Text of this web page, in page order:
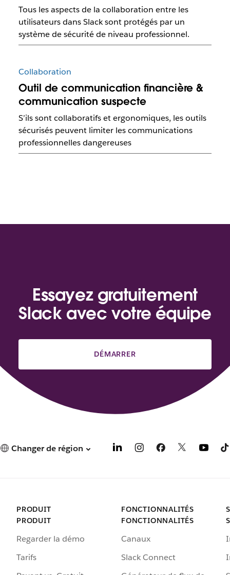
Tous les aspects de la collaboration entre les
utilisateurs dans Slack sont protégés par un
système de sécurité de niveau professionnel.
Collaboration
Outil de communication financière &
communication suspecte
S’ils sont collaboratifs et ergonomiques, les outils
sécurisés peuvent limiter les communications
professionnelles dangereuses
Essayez gratuitement
Slack avec votre équipe
DÉMARRER
Changer de région
PRODUIT
PRODUIT
Regarder la démo
Tarifs
FONCTIONNALITÉS
FONCTIONNALITÉS
Canaux
Slack Connect